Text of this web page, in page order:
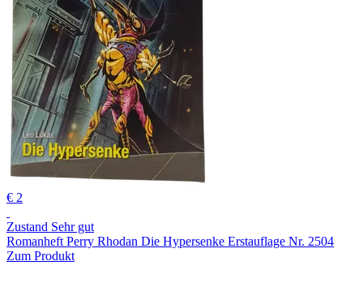
€ 2
Zustand Sehr gut
Romanheft Perry Rhodan Die Hypersenke Erstauflage Nr. 2504
Zum Produkt